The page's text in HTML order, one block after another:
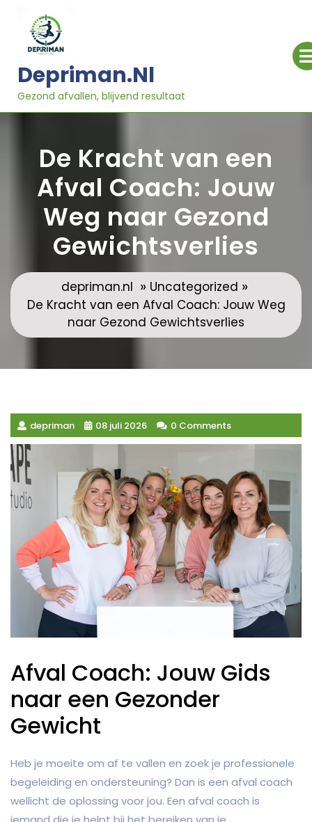
inhoud
Depriman.nl
Gezond afvallen, blijvend resultaat
De Kracht van een
Afval Coach: Jouw
Weg naar Gezond
Gewichtsverlies
depriman.nl » Uncategorized »
De Kracht van een Afval Coach: Jouw Weg
naar Gezond Gewichtsverlies
depriman 08 juli 2026 0 Comments
Afval Coach: Jouw Gids
naar een Gezonder
Gewicht
Heb je moeite om af te vallen en zoek je professionele
begeleiding en ondersteuning? Dan is een afval coach
wellicht de oplossing voor jou. Een afval coach is